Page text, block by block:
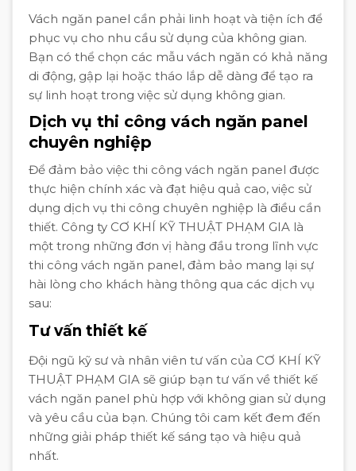
Vách ngăn panel cần phải linh hoạt và tiện ích để
phục vụ cho nhu cầu sử dụng của không gian.
Bạn có thể chọn các mẫu vách ngăn có khả năng
di động, gập lại hoặc tháo lắp dễ dàng để tạo ra
sự linh hoạt trong việc sử dụng không gian.
Dịch vụ thi công vách ngăn panel
chuyên nghiệp
Để đảm bảo việc thi công vách ngăn panel được
thực hiện chính xác và đạt hiệu quả cao, việc sử
dụng dịch vụ thi công chuyên nghiệp là điều cần
thiết. Công ty CƠ KHÍ KỸ THUẬT PHẠM GIA là
một trong những đơn vị hàng đầu trong lĩnh vực
thi công vách ngăn panel, đảm bảo mang lại sự
hài lòng cho khách hàng thông qua các dịch vụ
sau:
Tư vấn thiết kế
Đội ngũ kỹ sư và nhân viên tư vấn của CƠ KHÍ KỸ
THUẬT PHẠM GIA sẽ giúp bạn tư vấn về thiết kế
vách ngăn panel phù hợp với không gian sử dụng
và yêu cầu của bạn. Chúng tôi cam kết đem đến
những giải pháp thiết kế sáng tạo và hiệu quả
nhất.